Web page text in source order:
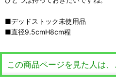
■デッドストック未使用品
■直径9.5cmH8cm程
この商品ページを見た人は